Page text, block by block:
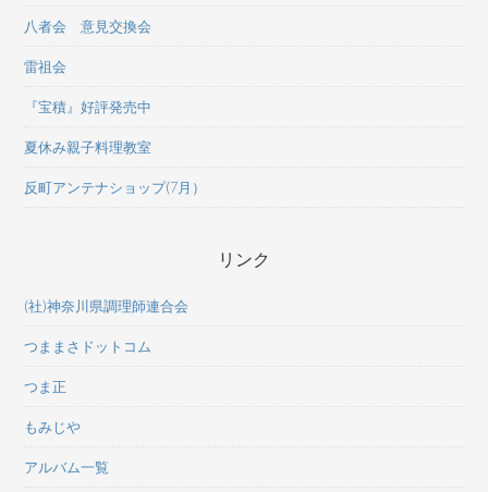
八者会 意見交換会
雷祖会
『宝積』好評発売中
夏休み親子料理教室
反町アンテナショップ(7月）
リンク
(社)神奈川県調理師連合会
つままさドットコム
つま正
もみじや
アルバム一覧